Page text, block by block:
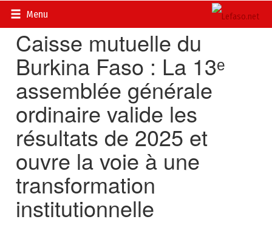
Menu
Accueil>
Caisse mutuelle du
Burkina Faso : La 13ᵉ
assemblée générale
ordinaire valide les
résultats de 2025 et
ouvre la voie à une
transformation
institutionnelle